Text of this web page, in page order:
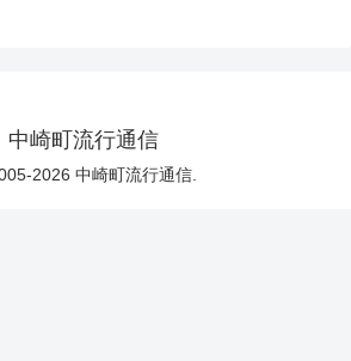
中崎町流行通信
2026 中崎町流行通信.